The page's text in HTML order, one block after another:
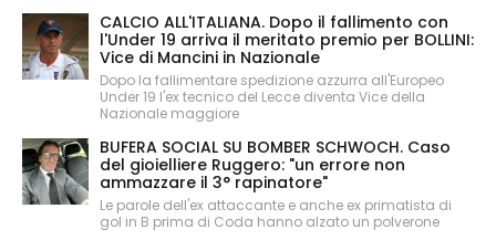
CALCIO ALL'ITALIANA. Dopo il fallimento con
l'Under 19 arriva il meritato premio per BOLLINI:
Vice di Mancini in Nazionale
Dopo la fallimentare spedizione azzurra all'Europeo
Under 19 l'ex tecnico del Lecce diventa Vice della
Nazionale maggiore
BUFERA SOCIAL SU BOMBER SCHWOCH. Caso
del gioielliere Ruggero: "un errore non
ammazzare il 3° rapinatore"
Le parole dell'ex attaccante e anche ex primatista di
gol in B prima di Coda hanno alzato un polverone